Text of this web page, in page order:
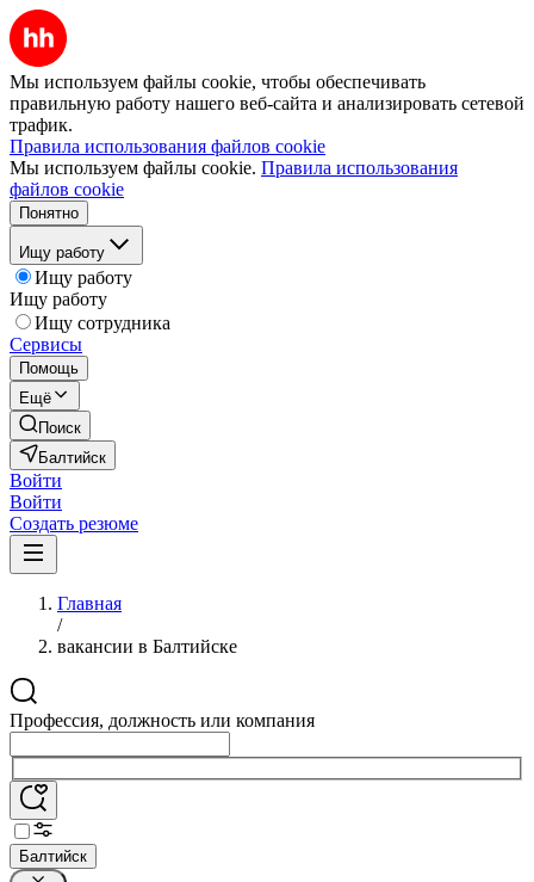
Мы используем файлы cookie, чтобы обеспечивать
правильную работу нашего веб-сайта и анализировать сетевой
трафик.
Правила использования файлов cookie
Мы используем файлы cookie. Правила использования
файлов cookie
Понятно
Ищу работу
Ищу работу
Ищу работу
Ищу сотрудника
Сервисы
Помощь
Ещё
Поиск
Балтийск
Войти
Войти
Создать резюме
Главная
/
вакансии в Балтийске
Профессия, должность или компания
Балтийск